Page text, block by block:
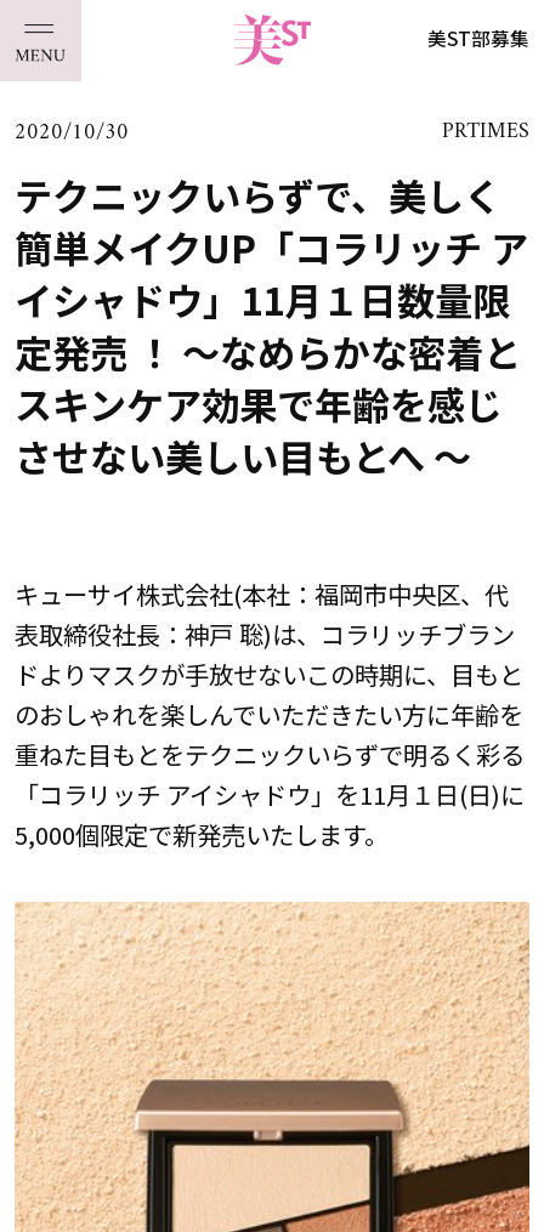
美ST部募集
2020/10/30 PRTIMES
テクニックいらずで、美しく
簡単メイクUP「コラリッチ ア
イシャドウ」11月１日数量限
定発売 ！ ～なめらかな密着と
スキンケア効果で年齢を感じ
させない美しい目もとへ ～
キューサイ株式会社(本社：福岡市中央区、代
表取締役社長：神戸 聡)は、コラリッチブラン
ドよりマスクが手放せないこの時期に、目もと
のおしゃれを楽しんでいただきたい方に年齢を
重ねた目もとをテクニックいらずで明るく彩る
「コラリッチ アイシャドウ」を11月１日(日)に
5,000個限定で新発売いたします。